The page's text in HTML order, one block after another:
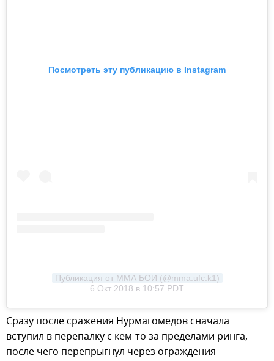
Посмотреть эту публикацию в Instagram
Публикация от ММА БОИ (@mma.ufc.k1)
6 Окт 2018 в 10:57 PDT
Сразу после сражения Нурмагомедов сначала
вступил в перепалку с кем-то за пределами ринга,
после чего перепрыгнул через ограждения